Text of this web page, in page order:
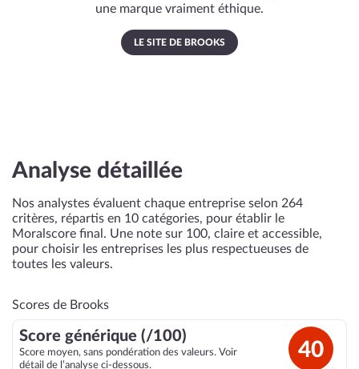
une marque vraiment éthique.
LE SITE DE BROOKS
Analyse détaillée
Nos analystes évaluent chaque entreprise selon 264
critères, répartis en 10 catégories, pour établir le
Moralscore final. Une note sur 100, claire et accessible,
pour choisir les entreprises les plus respectueuses de
toutes les valeurs.
Scores de Brooks
Score générique (/100)
Score moyen, sans pondération des valeurs. Voir
détail de l’analyse ci-dessous.
40